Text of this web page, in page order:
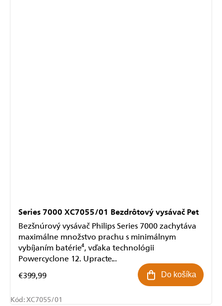
Series 7000 XC7055/01 Bezdrôtový vysávač Pet
€399,99 Do košíka
Bezšnúrový vysávač Philips Series 7000 zachytáva
maximálne množstvo prachu s minimálnym
vybíjaním batérie⁴, vďaka technológii
Powercyclone 12. Upracte...
Kód:XC7055/01